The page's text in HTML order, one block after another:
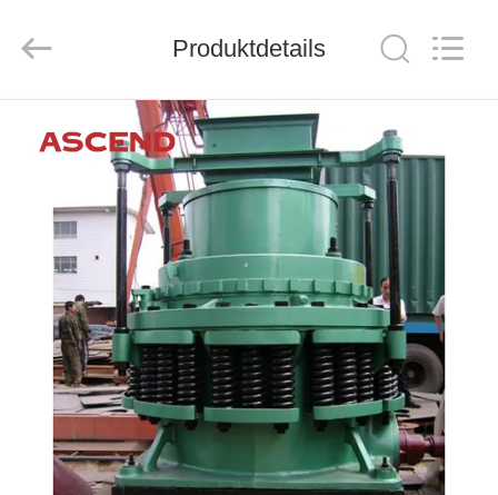
PRODUKTE
ÜBER
UNS
FABRIK-
AUSFLUG
QUALITÄTSKONTROLLE
Co.,
Reserved.
Produktdetails